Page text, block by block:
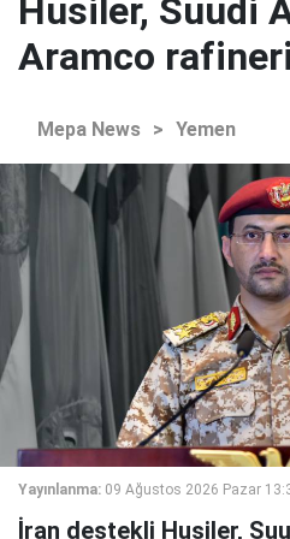
Husiler, Suudi
Aramco
Mepa News > Yemen
Yayınlanma: 09 Ağustos 2026 Pazar
İran destekli Husiler,